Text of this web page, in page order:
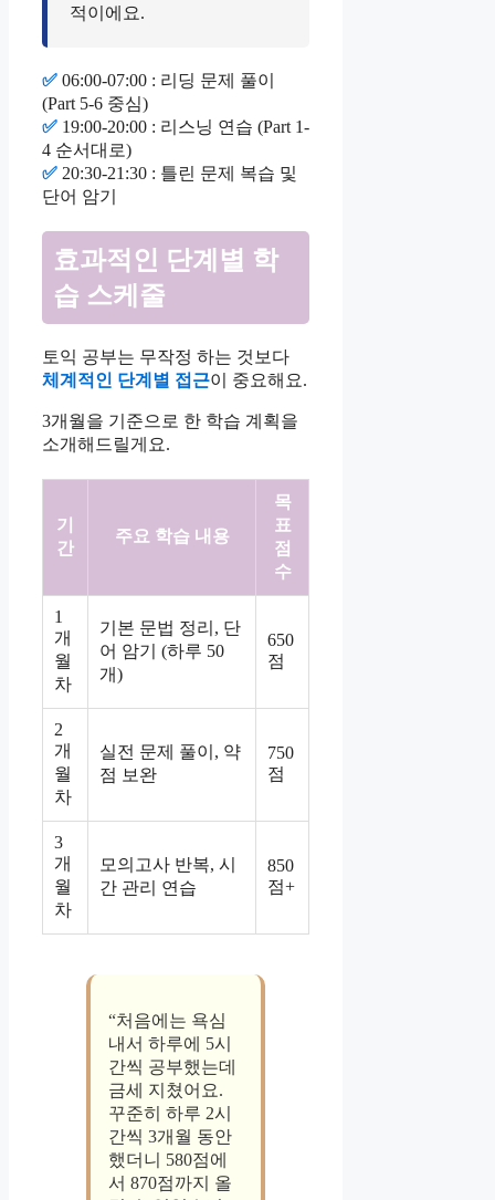
적이에요.
✅ 06:00-07:00 : 리딩 문제 풀이
(Part 5-6 중심)
✅ 19:00-20:00 : 리스닝 연습 (Part 1-
4 순서대로)
✅ 20:30-21:30 : 틀린 문제 복습 및
단어 암기
효과적인 단계별 학
습 스케줄
토익 공부는 무작정 하는 것보다
체계적인 단계별 접근이 중요해요.
3개월을 기준으로 한 학습 계획을
소개해드릴게요.
기
간
주요 학습 내용
목
표
점
수
1
개
월
차
기본 문법 정리, 단
어 암기 (하루 50
개)
650
점
2
개
월
차
실전 문제 풀이, 약
점 보완
750
점
3
개
월
차
모의고사 반복, 시
간 관리 연습
850
점+
“처음에는 욕심
내서 하루에 5시
간씩 공부했는데
금세 지쳤어요.
꾸준히 하루 2시
간씩 3개월 동안
했더니 580점에
서 870점까지 올